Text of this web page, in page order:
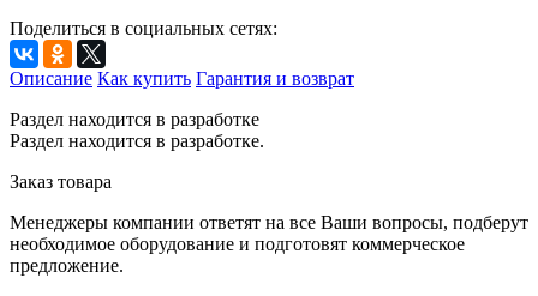
Поделиться в социальных сетях:
Описание Как купить Гарантия и возврат
Раздел находится в разработке
Раздел находится в разработке.
Заказ товара
Менеджеры компании ответят на все Ваши вопросы, подберут
необходимое оборудование и подготовят коммерческое
предложение.